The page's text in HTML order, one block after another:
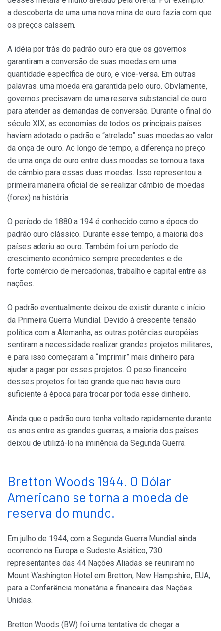
a descoberta de uma uma nova mina de ouro fazia com que
os preços caíssem.
A idéia por trás do padrão ouro era que os governos
garantiram a conversão de suas moedas em uma
quantidade específica de ouro, e vice-versa. Em outras
palavras, uma moeda era garantida pelo ouro. Obviamente,
governos precisavam de uma reserva substancial de ouro
para atender as demandas de conversão. Durante o final do
século XIX, as economias de todos os principais países
haviam adotado o padrão e “atrelado” suas moedas ao valor
da onça de ouro. Ao longo de tempo, a diferença no preço
de uma onça de ouro entre duas moedas se tornou a taxa
de câmbio para essas duas moedas. Isso representou a
primeira maneira oficial de se realizar câmbio de moedas
(forex) na história.
O período de 1880 a 194 é conhecido como a época do
padrão ouro clássico. Durante esse tempo, a maioria dos
países aderiu ao ouro. Também foi um período de
crescimento econômico sempre precedentes e de
forte comércio de mercadorias, trabalho e capital entre as
nações.
O padrão eventualmente deixou de existir durante o início
da Primeira Guerra Mundial. Devido à crescente tensão
política com a Alemanha, as outras potências européias
sentiram a necessidade realizar grandes projetos militares,
e para isso começaram a “imprimir” mais dinheiro para
ajudar a pagar por esses projetos. O peso financeiro
desses projetos foi tão grande que não havia ouro
suficiente à época para trocar por toda esse dinheiro.
Ainda que o padrão ouro tenha voltado rapidamente durante
os anos entre as grandes guerras, a maioria dos países
deixou de utilizá-lo na iminência da Segunda Guerra.
Bretton Woods 1944. O Dólar
Americano se torna a moeda de
reserva do mundo.
Em julho de 1944, com a Segunda Guerra Mundial ainda
ocorrendo na Europa e Sudeste Asiático, 730
representantes das 44 Nações Aliadas se reuniram no
Mount Washington Hotel em Bretton, New Hampshire, EUA,
para a Conferência monetária e financeira das Nações
Unidas.
Bretton Woods (BW) foi uma tentativa de chegar a